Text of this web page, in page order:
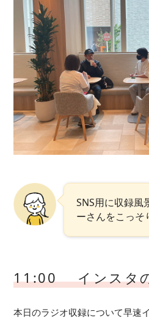
SNS用に収録風
ーさんをこっそ
11:00 インスタ
本日のラジオ収録について早速